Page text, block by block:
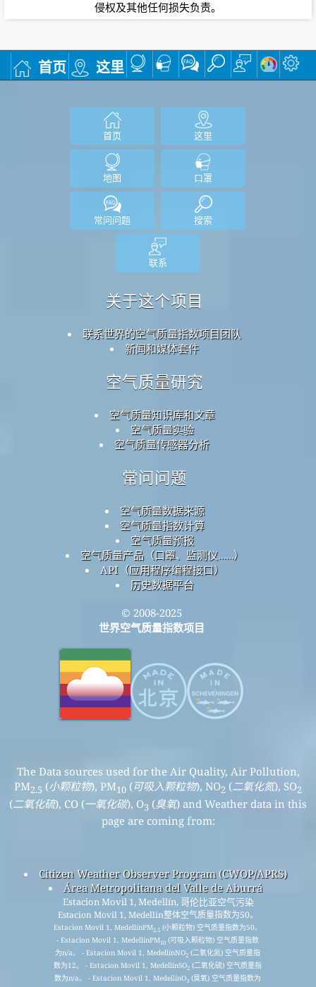
侵权及其他任何损失负责。
首页 这里
首页 这里
地图 口罩
常问问题 搜索
联系
关于这个项目
联系世界的空气质量指数项目团队
新闻和媒体套件
空气质量研究
空气质量知识库和文章
空气质量实验
空气质量传感器分析
常问问题
空气质量数据来源
空气质量指数计算
空气质量预报
空气质量产品（口罩、监测仪……）
API（应用程序编程接口）
历史数据平台
© 2008-2025
世界空气质量指数项目
The Data sources used for the Air Quality, Air Pollution,
PM2.5 (小颗粒物), PM10 (可吸入颗粒物), NO2 (二氧化氮), SO2
(二氧化硫), CO (一氧化碳), O3 (臭氧) and Weather data in this
page are coming from:
Citizen Weather Observer Program (CWOP/APRS)
Área Metropolitana del Valle de Aburrá
Estacion Movil 1, Medellín, 哥伦比亚空气污染
Estacion Movil 1, Medellín整体空气质量指数为50。
Estacion Movil 1, MedellínPM2.5 (小颗粒物) 空气质量指数为50。
- Estacion Movil 1, MedellínPM10 (可吸入颗粒物) 空气质量指数
为n/a。 - Estacion Movil 1, MedellínNO2 (二氧化氮) 空气质量指
数为12。 - Estacion Movil 1, MedellínSO2 (二氧化硫) 空气质量指
数为n/a。 - Estacion Movil 1, MedellínO3 (臭氧) 空气质量指数为